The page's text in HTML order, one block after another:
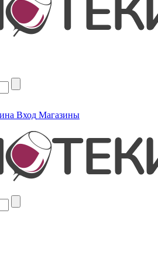
Вход Магазины